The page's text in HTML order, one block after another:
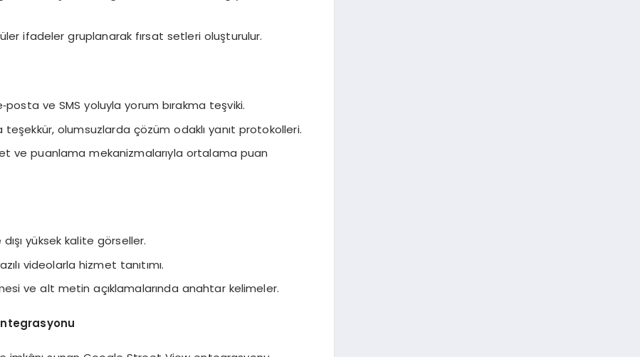
ifadeler gruplanarak fırsat setleri oluşturulur.
ve SMS yoluyla yorum bırakma teşviki.
olumsuzlarda çözüm odaklı yanıt protokolleri.
ve puanlama mekanizmalarıyla ortalama puan
yüksek kalite görseller.
videolarla hizmet tanıtımı.
ve alt metin açıklamalarında anahtar kelimeler.